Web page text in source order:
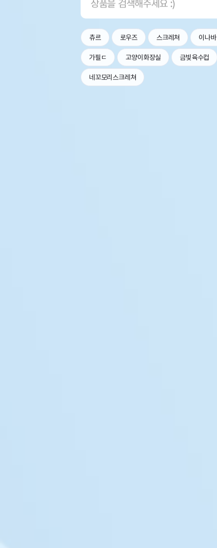
츄르 로우즈 스크레쳐 이나바
가필ㄷ 고양이화장실 금빛육수컵
네꼬모리스크레쳐